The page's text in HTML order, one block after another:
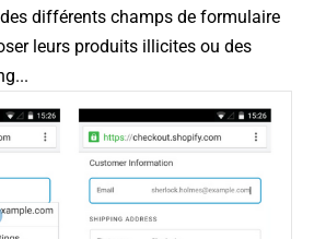
différents champs de formulaire
leurs produits illicites ou des